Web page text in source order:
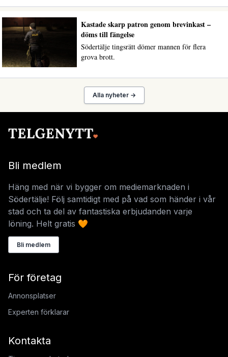
Kastade skarp patron genom brevinkast –
döms till fängelse
Södertälje tingsrätt dömer mannen för flera
grova brott.
Alla nyheter →
Bli medlem
Häng med när vi bygger om mediemarknaden i
Södertälje! Följ samtidigt med på vad som händer i vår
stad och ta del av fantastiska erbjudanden varje
löning. Helt gratis 🧡
Bli medlem
För företag
Annonsplatser
Experten förklarar
Kontakta